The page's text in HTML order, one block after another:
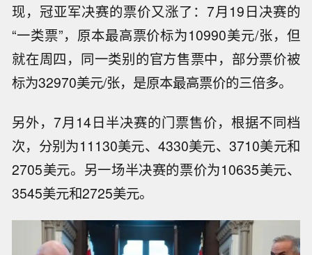
现，冠亚军决赛的票价又涨了：7月19日决赛的
“一类票”，原本最高票价标为10990美元/张，但
就在周四，同一类别的官方售票中，部分票价被
标为32970美元/张，是原本最高票价的三倍多。
另外，7月14日半决赛的门票售价，根据不同档
次，分别为11130美元、4330美元、3710美元和
2705美元。另一场半决赛的票价为10635美元、
3545美元和2725美元。